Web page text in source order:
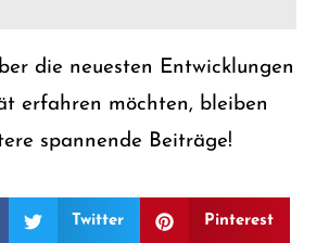
die neuesten Entwicklungen
erfahren möchten, bleiben
spannende Beiträge!
Twitter Pinterest